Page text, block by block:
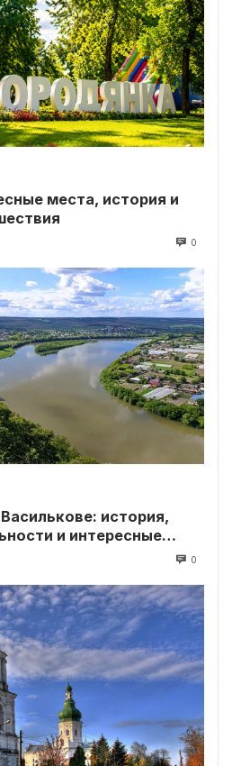
места, история и
0
история,
и интересные
0